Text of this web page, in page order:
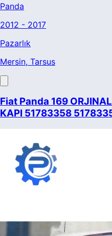
Panda
2012 - 2017
Pazarlık
Mersin, Tarsus
Fiat Panda 169
KAPI 51783358